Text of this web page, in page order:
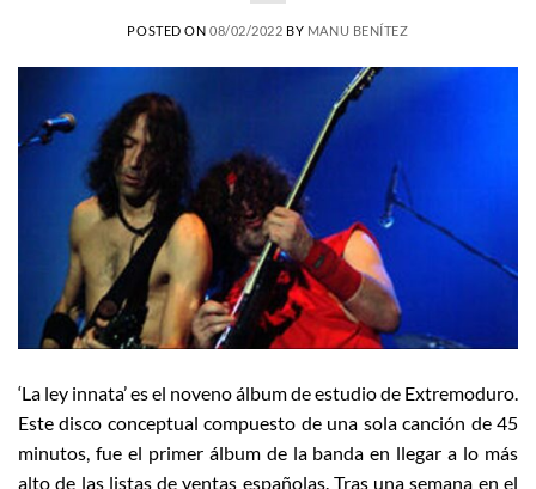
POSTED ON 08/02/2022 BY MANU BENÍTEZ
‘La ley innata’ es el noveno álbum de estudio de Extremoduro.
Este disco conceptual compuesto de una sola canción de 45
minutos, fue el primer álbum de la banda en llegar a lo más
alto de las listas de ventas españolas. Tras una semana en el